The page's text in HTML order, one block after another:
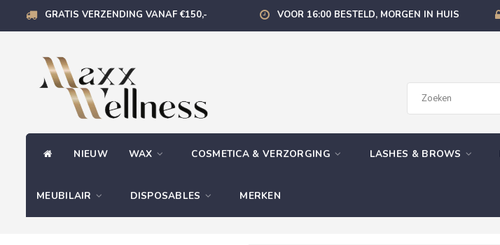
GRATIS VERZENDING VANAF €150,- VOOR 16:00 BESTELD, MORGEN IN HUIS
NIEUW WAX COSMETICA & VERZORGING LASHES & BROWS
MEUBILAIR DISPOSABLES MERKEN